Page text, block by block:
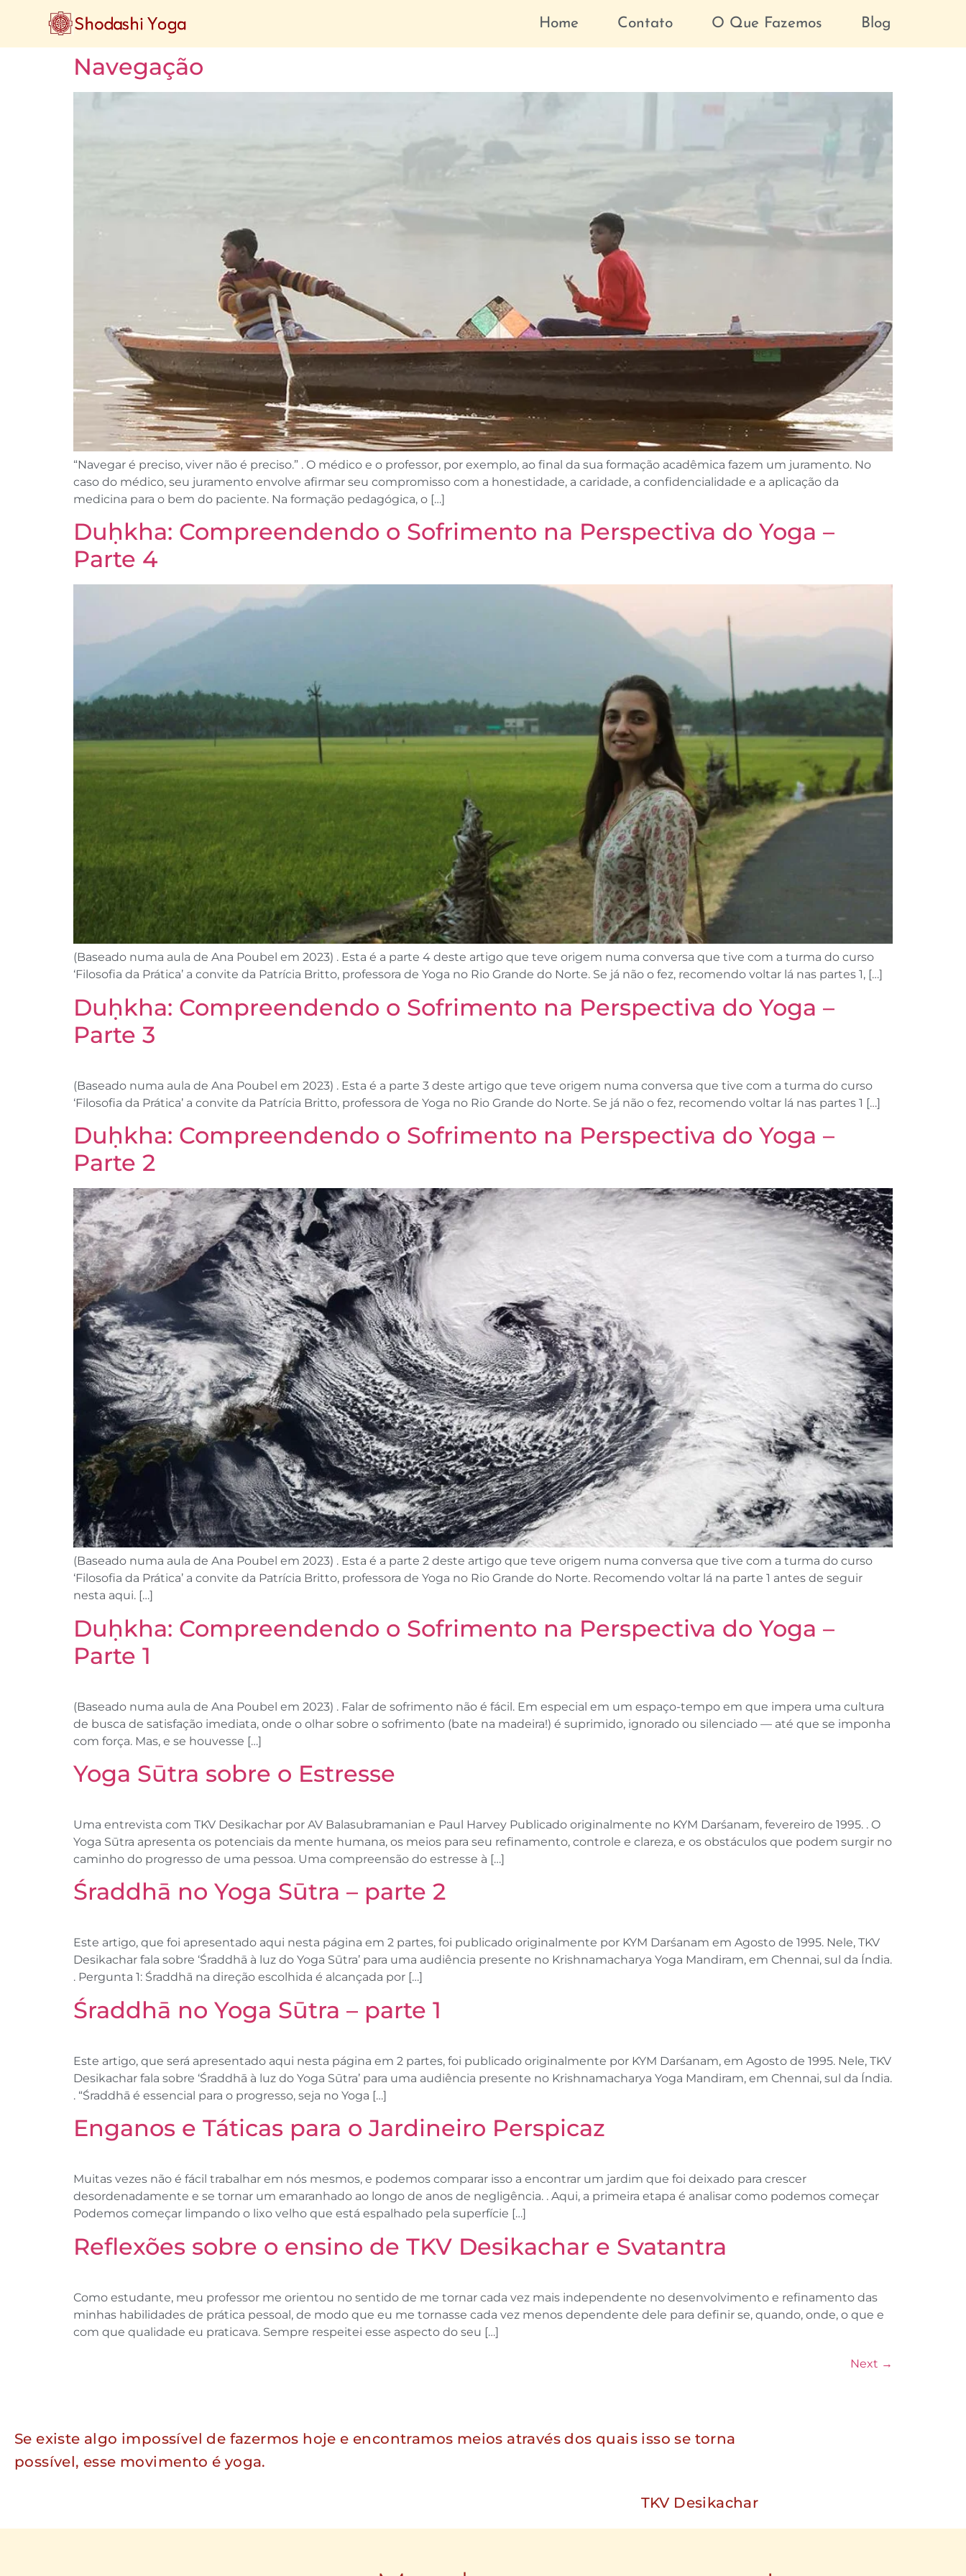
Home Contato O Que Fazemos Blog
Navegação
“Navegar é preciso, viver não é preciso.” . O médico e o professor, por exemplo, ao final da sua formação acadêmica fazem um juramento. No
caso do médico, seu juramento envolve afirmar seu compromisso com a honestidade, a caridade, a confidencialidade e a aplicação da
medicina para o bem do paciente. Na formação pedagógica, o […]
Duḥkha: Compreendendo o Sofrimento na Perspectiva do Yoga –
Parte 4
(Baseado numa aula de Ana Poubel em 2023) . Esta é a parte 4 deste artigo que teve origem numa conversa que tive com a turma do curso
‘Filosofia da Prática’ a convite da Patrícia Britto, professora de Yoga no Rio Grande do Norte. Se já não o fez, recomendo voltar lá nas partes 1, […]
Duḥkha: Compreendendo o Sofrimento na Perspectiva do Yoga –
Parte 3
(Baseado numa aula de Ana Poubel em 2023) . Esta é a parte 3 deste artigo que teve origem numa conversa que tive com a turma do curso
‘Filosofia da Prática’ a convite da Patrícia Britto, professora de Yoga no Rio Grande do Norte. Se já não o fez, recomendo voltar lá nas partes 1 […]
Duḥkha: Compreendendo o Sofrimento na Perspectiva do Yoga –
Parte 2
(Baseado numa aula de Ana Poubel em 2023) . Esta é a parte 2 deste artigo que teve origem numa conversa que tive com a turma do curso
‘Filosofia da Prática’ a convite da Patrícia Britto, professora de Yoga no Rio Grande do Norte. Recomendo voltar lá na parte 1 antes de seguir
nesta aqui. […]
Duḥkha: Compreendendo o Sofrimento na Perspectiva do Yoga –
Parte 1
(Baseado numa aula de Ana Poubel em 2023) . Falar de sofrimento não é fácil. Em especial em um espaço-tempo em que impera uma cultura
de busca de satisfação imediata, onde o olhar sobre o sofrimento (bate na madeira!) é suprimido, ignorado ou silenciado — até que se imponha
com força. Mas, e se houvesse […]
Yoga Sūtra sobre o Estresse
Uma entrevista com TKV Desikachar por AV Balasubramanian e Paul Harvey Publicado originalmente no KYM Darśanam, fevereiro de 1995. . O
Yoga Sūtra apresenta os potenciais da mente humana, os meios para seu refinamento, controle e clareza, e os obstáculos que podem surgir no
caminho do progresso de uma pessoa. Uma compreensão do estresse à […]
Śraddhā no Yoga Sūtra – parte 2
Este artigo, que foi apresentado aqui nesta página em 2 partes, foi publicado originalmente por KYM Darśanam em Agosto de 1995. Nele, TKV
Desikachar fala sobre ‘Śraddhā à luz do Yoga Sūtra’ para uma audiência presente no Krishnamacharya Yoga Mandiram, em Chennai, sul da Índia.
. Pergunta 1: Śraddhā na direção escolhida é alcançada por […]
Śraddhā no Yoga Sūtra – parte 1
Este artigo, que será apresentado aqui nesta página em 2 partes, foi publicado originalmente por KYM Darśanam, em Agosto de 1995. Nele, TKV
Desikachar fala sobre ‘Śraddhā à luz do Yoga Sūtra’ para uma audiência presente no Krishnamacharya Yoga Mandiram, em Chennai, sul da Índia.
. “Śraddhā é essencial para o progresso, seja no Yoga […]
Enganos e Táticas para o Jardineiro Perspicaz
Muitas vezes não é fácil trabalhar em nós mesmos, e podemos comparar isso a encontrar um jardim que foi deixado para crescer
desordenadamente e se tornar um emaranhado ao longo de anos de negligência. . Aqui, a primeira etapa é analisar como podemos começar
Podemos começar limpando o lixo velho que está espalhado pela superfície […]
Reflexões sobre o ensino de TKV Desikachar e Svatantra
Como estudante, meu professor me orientou no sentido de me tornar cada vez mais independente no desenvolvimento e refinamento das
minhas habilidades de prática pessoal, de modo que eu me tornasse cada vez menos dependente dele para definir se, quando, onde, o que e
com que qualidade eu praticava. Sempre respeitei esse aspecto do seu […]
Next →
Se existe algo impossível de fazermos hoje e encontramos meios através dos quais isso se torna
possível, esse movimento é yoga.
TKV Desikachar